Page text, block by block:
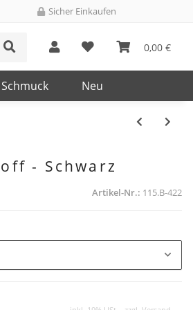
Sicher Einkaufen
0,00 €
Neu
- Schwarz
Artikel-Nr.: 115.B-422